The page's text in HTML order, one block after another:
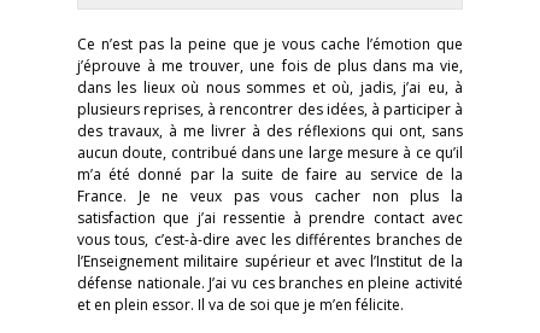
Ce n’est pas la peine que je vous cache l’émotion que
j’éprouve à me trouver, une fois de plus dans ma vie,
dans les lieux où nous sommes et où, jadis, j’ai eu, à
plusieurs reprises, à rencontrer des idées, à participer à
des travaux, à me livrer à des réflexions qui ont, sans
aucun doute, contribué dans une large mesure à ce qu’il
m’a été donné par la suite de faire au service de la
France. Je ne veux pas vous cacher non plus la
satisfaction que j’ai ressentie à prendre contact avec
vous tous, c’est-à-dire avec les différentes branches de
l’Enseignement militaire supérieur et avec l’Institut de la
défense nationale. J’ai vu ces branches en pleine activité
et en plein essor. Il va de soi que je m’en félicite.